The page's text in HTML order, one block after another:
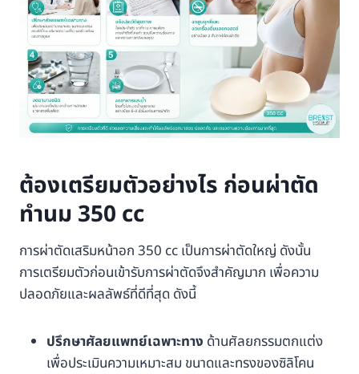
ต้องเตรียมตัวอย่างไร ก่อนผ่าตัด
ทำนม 350 cc
การผ่าตัดเสริมหน้าอก 350 cc เป็นการผ่าตัดใหญ่ ดังนั้น
การเตรียมตัวก่อนเข้ารับการผ่าตัดจึงสำคัญมาก เพื่อความ
ปลอดภัยและผลลัพธ์ที่ดีที่สุด ดังนี้
ปรึกษาศัลยแพทย์เฉพาะทาง ด้านศัลยกรรมตกแต่ง
เพื่อประเมินความเหมาะสม ขนาดและทรงของซิลิโคน